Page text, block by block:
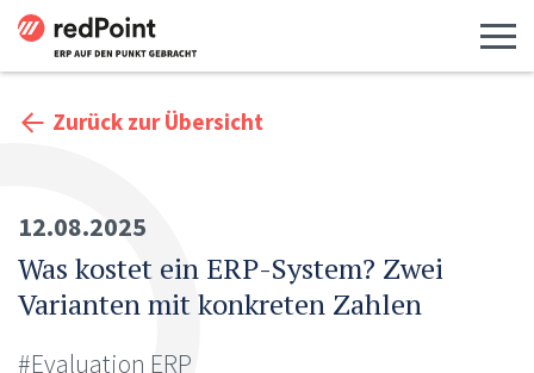
Zurück zur Übersicht
12.08.2025
Was kostet ein ERP-System? Zwei
Varianten mit konkreten Zahlen
#Evaluation ERP